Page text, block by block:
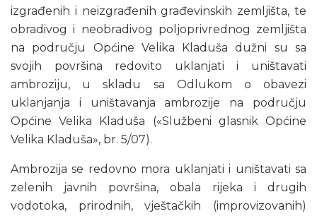
izgrađenih i neizgrađenih građevinskih zemljišta, te
obradivog i neobradivog poljoprivrednog zemljišta
na području Općine Velika Kladuša dužni su sa
svojih površina redovito uklanjati i uništavati
ambroziju, u skladu sa Odlukom o obavezi
uklanjanja i uništavanja ambrozije na području
Općine Velika Kladuša («Službeni glasnik Općine
Velika Kladuša», br. 5/07).
Ambrozija se redovno mora uklanjati i uništavati sa
zelenih javnih površina, obala rijeka i drugih
vodotoka, prirodnih, vještačkih (improvizovanih)